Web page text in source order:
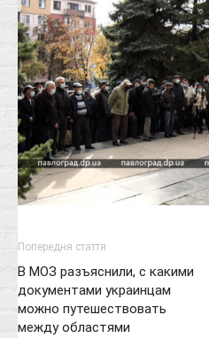
Попередня стаття
В МОЗ разъяснили, с какими
документами украинцам
можно путешествовать
между областями